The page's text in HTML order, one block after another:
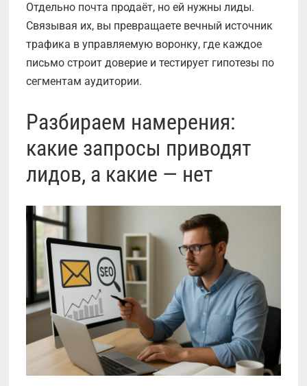
Отдельно почта продаёт, но ей нужны лиды.
Связывая их, вы превращаете вечный источник
трафика в управляемую воронку, где каждое
письмо строит доверие и тестирует гипотезы по
сегментам аудитории.
Разбираем намерения:
какие запросы приводят
лидов, а какие — нет